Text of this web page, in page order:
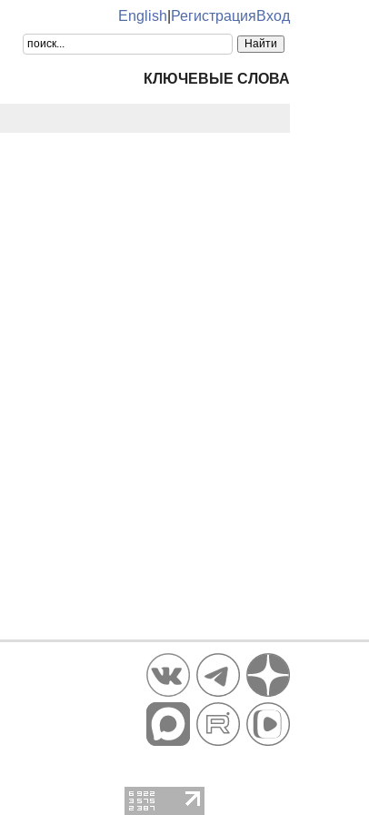
English РегистрацияВход
КЛЮЧЕВЫЕ СЛОВА